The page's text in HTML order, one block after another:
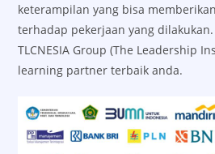
keterampilan yang bisa
terhadap pekerjaan yang
TLCNESIA Group (The Leadership
learning partner terbaik anda.